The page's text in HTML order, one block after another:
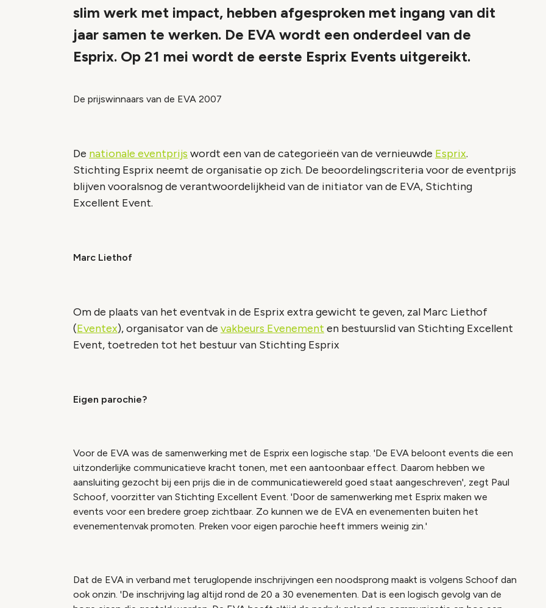
slim werk met impact, hebben afgesproken met ingang van dit
jaar samen te werken. De EVA wordt een onderdeel van de
Esprix. Op 21 mei wordt de eerste Esprix Events uitgereikt.
De prijswinnaars van de EVA 2007
De nationale eventprijs wordt een van de categorieën van de vernieuwde Esprix.
Stichting Esprix neemt de organisatie op zich. De beoordelingscriteria voor de eventprijs
blijven vooralsnog de verantwoordelijkheid van de initiator van de EVA, Stichting
Excellent Event.
Marc Liethof
Om de plaats van het eventvak in de Esprix extra gewicht te geven, zal Marc Liethof
(Eventex), organisator van de vakbeurs Evenement en bestuurslid van Stichting Excellent
Event, toetreden tot het bestuur van Stichting Esprix
Eigen parochie?
Voor de EVA was de samenwerking met de Esprix een logische stap. 'De EVA beloont events die een
uitzonderlijke communicatieve kracht tonen, met een aantoonbaar effect. Daarom hebben we
aansluiting gezocht bij een prijs die in de communicatiewereld goed staat aangeschreven', zegt Paul
Schoof, voorzitter van Stichting Excellent Event. 'Door de samenwerking met Esprix maken we
events voor een bredere groep zichtbaar. Zo kunnen we de EVA en evenementen buiten het
evenementenvak promoten. Preken voor eigen parochie heeft immers weinig zin.'
Dat de EVA in verband met teruglopende inschrijvingen een noodsprong maakt is volgens Schoof dan
ook onzin. 'De inschrijving lag altijd rond de 20 a 30 evenementen. Dat is een logisch gevolg van de